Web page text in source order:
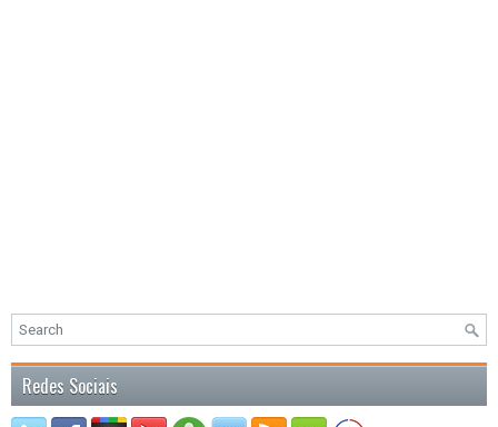
Redes Sociais